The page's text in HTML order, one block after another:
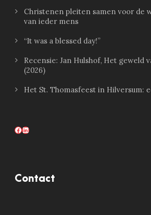
Christenen pleiten samen voor de
van ieder mens
“It was a blessed day!”
Recensie: Jan Hulshof, Het geweld
(2026)
Het St. Thomasfeest in Hilversum:
Facebook LinkedIn
Contact